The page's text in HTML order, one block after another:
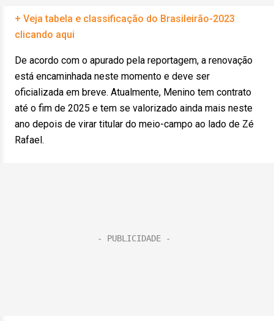
+ Veja tabela e classificação do Brasileirão-2023
clicando aqui
De acordo com o apurado pela reportagem, a renovação
está encaminhada neste momento e deve ser
oficializada em breve. Atualmente, Menino tem contrato
até o fim de 2025 e tem se valorizado ainda mais neste
ano depois de virar titular do meio-campo ao lado de Zé
Rafael.